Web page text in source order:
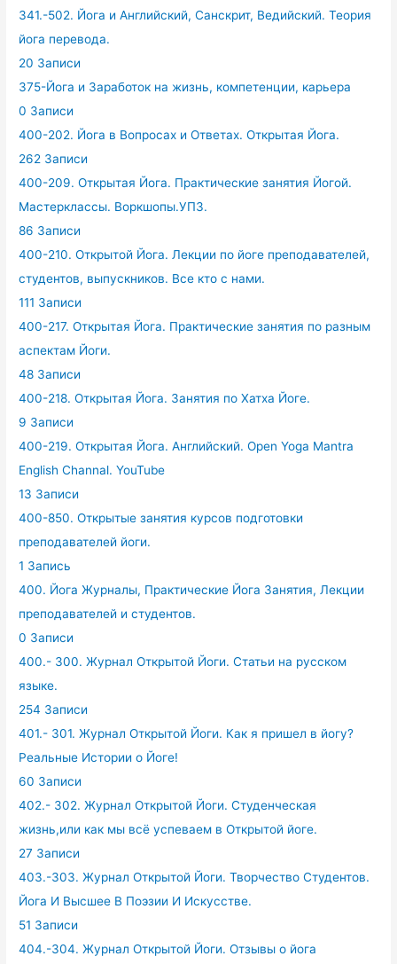
341.-502. Йога и Английский, Санскрит, Ведийский. Теория
йога перевода.
20 Записи
375-Йога и Заработок на жизнь, компетенции, карьера
0 Записи
400-202. Йога в Вопросах и Ответах. Открытая Йога.
262 Записи
400-209. Открытая Йога. Практические занятия Йогой.
Мастерклассы. Воркшопы.УПЗ.
86 Записи
400-210. Открытой Йога. Лекции по йоге преподавателей,
студентов, выпускников. Все кто с нами.
111 Записи
400-217. Открытая Йога. Практические занятия по разным
аспектам Йоги.
48 Записи
400-218. Открытая Йога. Занятия по Хатха Йоге.
9 Записи
400-219. Открытая Йога. Английский. Open Yoga Mantra
English Channal. YouTube
13 Записи
400-850. Открытые занятия курсов подготовки
преподавателей йоги.
1 Запись
400. Йога Журналы, Практические Йога Занятия, Лекции
преподавателей и студентов.
0 Записи
400.- 300. Журнал Открытой Йоги. Статьи на русском
языке.
254 Записи
401.- 301. Журнал Открытой Йоги. Как я пришел в йогу?
Реальные Истории о Йоге!
60 Записи
402.- 302. Журнал Открытой Йоги. Студенческая
жизнь,или как мы всё успеваем в Открытой йоге.
27 Записи
403.-303. Журнал Открытой Йоги. Творчество Студентов.
Йога И Высшее В Поэзии И Искусстве.
51 Записи
404.-304. Журнал Открытой Йоги. Отзывы о йога